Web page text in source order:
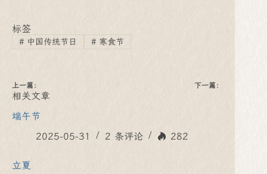
标签
#中国传统节日 #寒食节
上一篇： 下一篇：
相关文章
端午节
2025-05-31
2 条评论 282
立夏